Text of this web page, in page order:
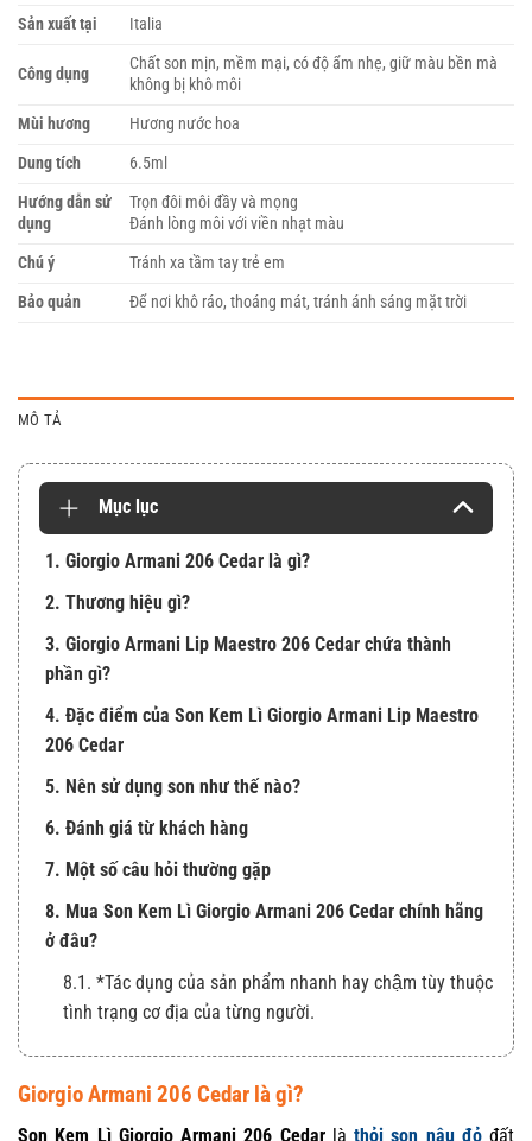
Sản xuất tại
Italia
Công dụng
Chất son mịn, mềm mại, có độ ẩm nhẹ, giữ màu bền mà
không bị khô môi
Mùi hương
Hương nước hoa
Dung tích
6.5ml
Hướng dẫn sử
dụng
Trọn đôi môi đầy và mọng
Đánh lòng môi với viền nhạt màu
Chú ý
Tránh xa tầm tay trẻ em
Bảo quản
Để nơi khô ráo, thoáng mát, tránh ánh sáng mặt trời
MÔ TẢ
Mục lục
1. Giorgio Armani 206 Cedar là gì?
2. Thương hiệu gì?
3. Giorgio Armani Lip Maestro 206 Cedar chứa thành
phần gì?
4. Đặc điểm của Son Kem Lì Giorgio Armani Lip Maestro
206 Cedar
5. Nên sử dụng son như thế nào?
6. Đánh giá từ khách hàng
7. Một số câu hỏi thường gặp
8. Mua Son Kem Lì Giorgio Armani 206 Cedar chính hãng
ở đâu?
8.1. *Tác dụng của sản phẩm nhanh hay chậm tùy thuộc
tình trạng cơ địa của từng người.
Giorgio Armani 206 Cedar là gì?
Son Kem Lì Giorgio Armani 206 Cedarlà thỏi son nâu đỏđất